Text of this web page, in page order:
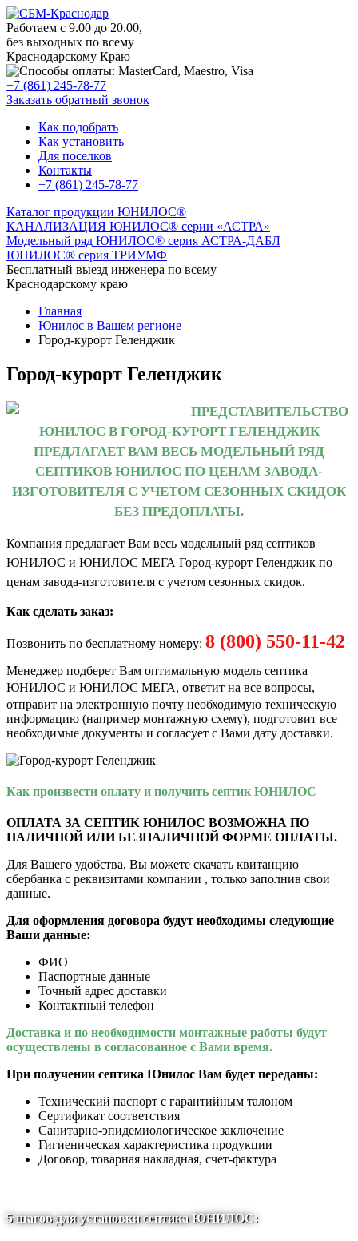
Работаем с 9.00 до 20.00,
без выходных по всему
Краснодарскому Краю
+7 (861) 245-78-77
Заказать обратный звонок
Как подобрать
Как установить
Для поселков
Контакты
+7 (861) 245-78-77
Каталог продукции ЮНИЛОС®
КАНАЛИЗАЦИЯ ЮНИЛОС® серии «АСТРА»
Модельный ряд ЮНИЛОС® серия АСТРА-ДАБЛ
ЮНИЛОС® серия ТРИУМФ
Бесплатный выезд инженера по всему
Краснодарскому краю
Главная
Юнилос в Вашем регионе
Город-курорт Геленджик
Город-курорт Геленджик
ПРЕДСТАВИТЕЛЬСТВО
ЮНИЛОС В ГОРОД-КУРОРТ ГЕЛЕНДЖИК
ПРЕДЛАГАЕТ ВАМ ВЕСЬ МОДЕЛЬНЫЙ РЯД
СЕПТИКОВ ЮНИЛОС ПО ЦЕНАМ ЗАВОДА-
ИЗГОТОВИТЕЛЯ С УЧЕТОМ СЕЗОННЫХ СКИДОК
БЕЗ ПРЕДОПЛАТЫ.
Компания предлагает Вам весь модельный ряд септиков
ЮНИЛОС и ЮНИЛОС МЕГА Город-курорт Геленджик по
ценам завода-изготовителя с учетом сезонных скидок.
Как сделать заказ:
Позвонить по бесплатному номеру: 8 (800) 550-11-42
Менеджер подберет Вам оптимальную модель септика
ЮНИЛОС и ЮНИЛОС МЕГА, ответит на все вопросы,
отправит на электронную почту необходимую техническую
информацию (например монтажную схему), подготовит все
необходимые документы и согласует с Вами дату доставки.
Как произвеcти оплату и получить септик ЮНИЛОС
ОПЛАТА ЗА СЕПТИК ЮНИЛОС ВОЗМОЖНА ПО
НАЛИЧНОЙ ИЛИ БЕЗНАЛИЧНОЙ ФОРМЕ ОПЛАТЫ.
Для Вашего удобства, Вы можете скачать квитанцию
сбербанка с реквизитами компании , только заполнив свои
данные.
Для оформления договора будут необходимы следующие
Ваши данные:
ФИО
Паспортные данные
Точный адрес доставки
Контактный телефон
Доставка и по необходимости монтажные работы будут
осуществлены в согласованное с Вами время.
При получении септика Юнилос Вам будет переданы:
Технический паспорт с гарантийным талоном
Сертификат соответствия
Санитарно-эпидемиологическое заключение
Гигиеническая характеристика продукции
Договор, товарная накладная, счет-фактура
5 шагов для установки септика ЮНИЛОС: